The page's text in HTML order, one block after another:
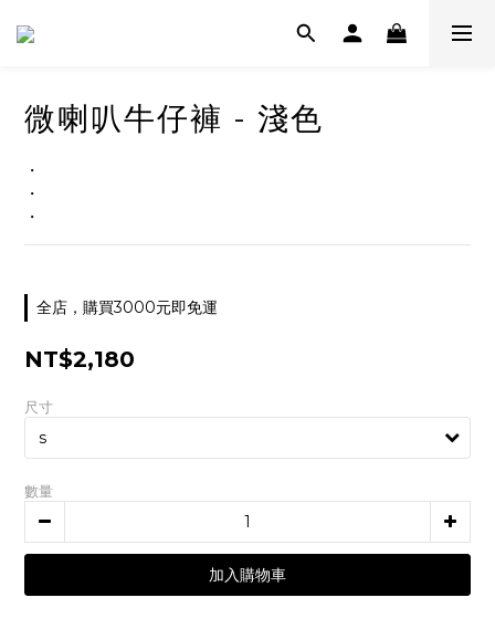
微喇叭牛仔褲 - 淺色
・
・
・
全店，購買3000元即免運
NT$2,180
尺寸
數量
加入購物車